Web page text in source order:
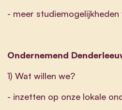
- meer
Ondernemend
1) Wat willen we?
- inzetten op onze lokale